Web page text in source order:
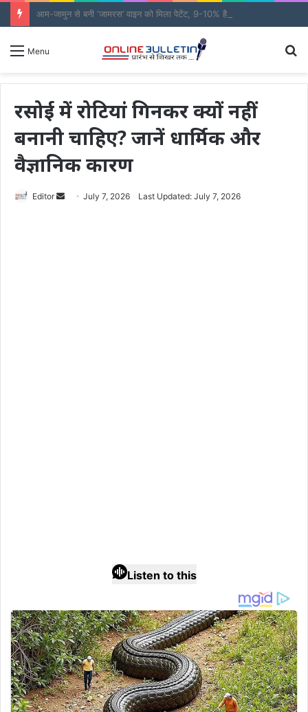
आम-जामुन से बनी ‘जामरस’ वाइन को मिला पेटेंट, 9-10% है एल्कोहल कंटेंट
Menu
रसोई में रोटियां गिनकर क्यों नहीं
बनानी चाहिए? जानें धार्मिक और
वैज्ञानिक कारण
Editor
SendJuly 7, 2026 Last Updated: July 7, 2026
Listen to this